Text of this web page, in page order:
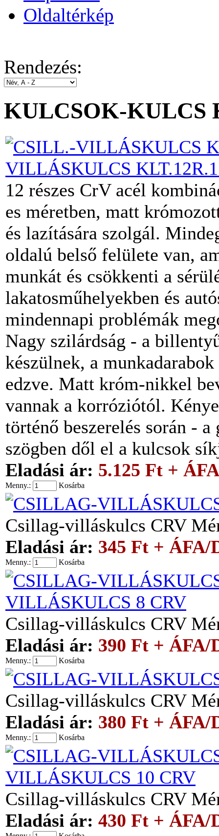
Oldaltérkép
Rendezés:
KULCSOK-KULCS
VILLÁSKULCS
12 részes CrV acél
es méretben, matt
és lazítására szolgál.
oldalú belső felülete van,
munkát és csökkenti a
lakatosműhelyekben és
mindennapi problémák
Nagy szilárdság - a
készülnek, a
edzve. Matt króm-nikkel
vannak a korróziótól.
történő beszerelés során -
szögben dől el a kulcsok
Eladási ár: 5.125 Ft +
Menny.: Kosárba
Csillag-villáskulcs CRV
Eladási ár: 345 Ft + ÁFA/
Menny.: Kosárba
VILLÁSKULCS 8 CRV
Csillag-villáskulcs CRV
Eladási ár: 390 Ft + ÁFA/
Menny.: Kosárba
Csillag-villáskulcs CRV
Eladási ár: 380 Ft + ÁFA/
Menny.: Kosárba
VILLÁSKULCS 10 CRV
Csillag-villáskulcs CRV
Eladási ár: 430 Ft + ÁFA/